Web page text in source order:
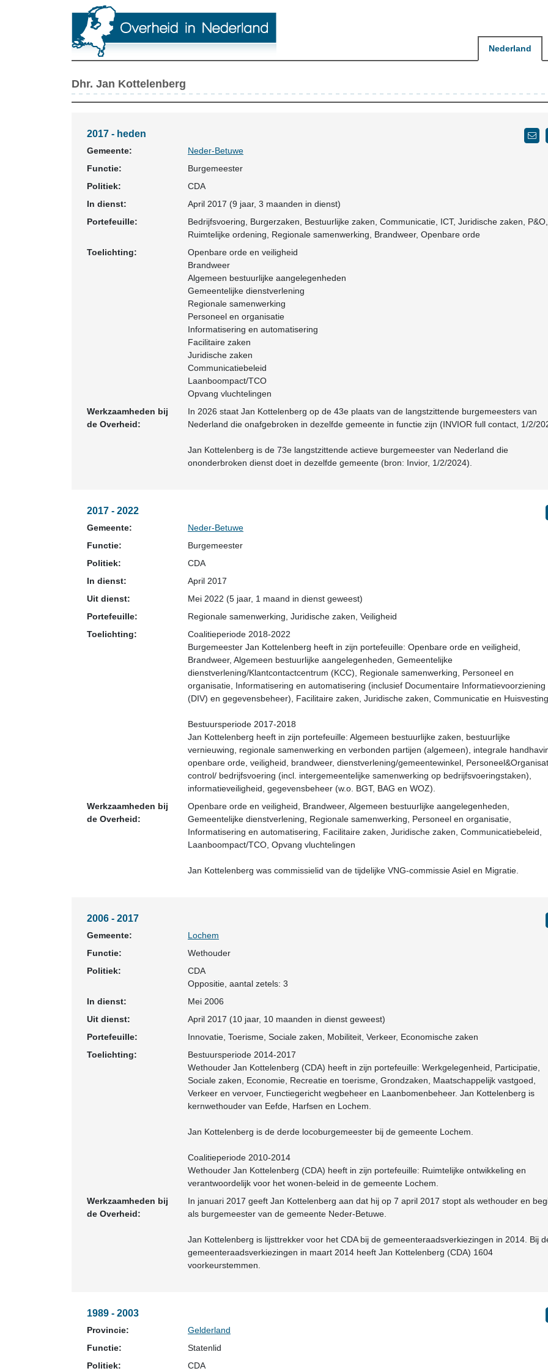
Nederland
Dhr. Jan Kottelenberg
2017 - heden
Gemeente:
Neder-Betuwe
Functie:
Burgemeester
Politiek:
CDA
In dienst:
April 2017 (9 jaar, 3 maanden in dienst)
Portefeuille:
Bedrijfsvoering, Burgerzaken, Bestuurlijke zaken, Communicatie, ICT, Juridische zaken, P&O,
Ruimtelijke ordening, Regionale samenwerking, Brandweer, Openbare orde
Toelichting:
Openbare orde en veiligheid
Brandweer
Algemeen bestuurlijke aangelegenheden
Gemeentelijke dienstverlening
Regionale samenwerking
Personeel en organisatie
Informatisering en automatisering
Facilitaire zaken
Juridische zaken
Communicatiebeleid
Laanboompact/TCO
Opvang vluchtelingen
Werkzaamheden bij
de Overheid:
In 2026 staat Jan Kottelenberg op de 43e plaats van de langstzittende burgemeesters van
Nederland die onafgebroken in dezelfde gemeente in functie zijn (INVIOR full contact, 1/2/
Jan Kottelenberg is de 73e langstzittende actieve burgemeester van Nederland die
ononderbroken dienst doet in dezelfde gemeente (bron: Invior, 1/2/2024).
2017 - 2022
Gemeente:
Neder-Betuwe
Functie:
Burgemeester
Politiek:
CDA
In dienst:
April 2017
Uit dienst:
Mei 2022 (5 jaar, 1 maand in dienst geweest)
Portefeuille:
Regionale samenwerking, Juridische zaken, Veiligheid
Toelichting:
Coalitieperiode 2018-2022
Burgemeester Jan Kottelenberg heeft in zijn portefeuille: Openbare orde en veiligheid,
Brandweer, Algemeen bestuurlijke aangelegenheden, Gemeentelijke
dienstverlening/Klantcontactcentrum (KCC), Regionale samenwerking, Personeel en
organisatie, Informatisering en automatisering (inclusief Documentaire Informatievoorziening
(DIV) en gegevensbeheer), Facilitaire zaken, Juridische zaken, Communicatie en Huisvesting.
Bestuursperiode 2017-2018
Jan Kottelenberg heeft in zijn portefeuille: Algemeen bestuurlijke zaken, bestuurlijke
vernieuwing, regionale samenwerking en verbonden partijen (algemeen), integrale
openbare orde, veiligheid, brandweer, dienstverlening/gemeentewinkel,
control/ bedrijfsvoering (incl. intergemeentelijke samenwerking op bedrijfsvoeringstaken),
informatieveiligheid, gegevensbeheer (w.o. BGT, BAG en WOZ).
Werkzaamheden bij
de Overheid:
Openbare orde en veiligheid, Brandweer, Algemeen bestuurlijke aangelegenheden,
Gemeentelijke dienstverlening, Regionale samenwerking, Personeel en organisatie,
Informatisering en automatisering, Facilitaire zaken, Juridische zaken, Communicatiebeleid,
Laanboompact/TCO, Opvang vluchtelingen
Jan Kottelenberg was commissielid van de tijdelijke VNG-commissie Asiel en Migratie.
2006 - 2017
Gemeente:
Lochem
Functie:
Wethouder
Politiek:
CDA
Oppositie , aantal zetels: 3
In dienst:
Mei 2006
Uit dienst:
April 2017 (10 jaar, 10 maanden in dienst geweest)
Portefeuille:
Innovatie, Toerisme, Sociale zaken, Mobiliteit, Verkeer, Economische zaken
Toelichting:
Bestuursperiode 2014-2017
Wethouder Jan Kottelenberg (CDA) heeft in zijn portefeuille: Werkgelegenheid, Participatie,
Sociale zaken, Economie, Recreatie en toerisme, Grondzaken, Maatschappelijk vastgoed,
Verkeer en vervoer, Functiegericht wegbeheer en Laanbomenbeheer. Jan Kottelenberg is
kernwethouder van Eefde, Harfsen en Lochem.
Jan Kottelenberg is de derde locoburgemeester bij de gemeente Lochem.
Coalitieperiode 2010-2014
Wethouder Jan Kottelenberg (CDA) heeft in zijn portefeuille: Ruimtelijke ontwikkeling en
verantwoordelijk voor het wonen-beleid in de gemeente Lochem.
Werkzaamheden bij
de Overheid:
In januari 2017 geeft Jan Kottelenberg aan dat hij op 7 april 2017 stopt als wethouder en
als burgemeester van de gemeente Neder-Betuwe.
Jan Kottelenberg is lijsttrekker voor het CDA bij de gemeenteraadsverkiezingen in 2014. Bij
gemeenteraadsverkiezingen in maart 2014 heeft Jan Kottelenberg (CDA) 1604
voorkeurstemmen.
1989 - 2003
Provincie:
Gelderland
Functie:
Statenlid
Politiek:
CDA